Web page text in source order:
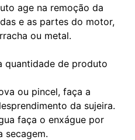
age na remoção da
e as partes do motor,
ou metal.
quantidade de produto
ou pincel, faça a
da sujeira.
faça o enxágue por
secagem.